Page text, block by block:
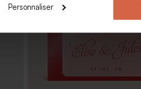
Personnaliser
crayon gris